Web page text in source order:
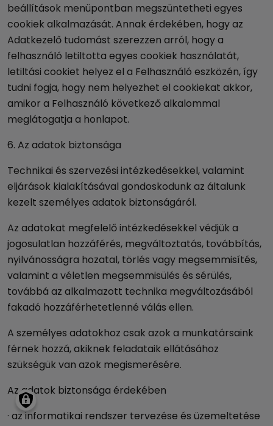
beállítások menüpontban megszüntetheti egyes
cookiek alkalmazását. Annak érdekében, hogy az
Adatkezelő tudomást szerezzen arról, hogy a
felhasználó letiltotta egyes cookiek használatát,
letiltási cookiet helyez el a Felhasználó eszközén, így
tudni fogja, hogy nem helyezhet el cookiekat akkor,
amikor a Felhasználó következő alkalommal
meglátogatja a honlapot.
6. Az adatok biztonsága
Technikai és szervezési intézkedésekkel, valamint
eljárások kialakításával gondoskodunk az általunk
kezelt személyes adatok biztonságáról.
Az adatokat megfelelő intézkedésekkel védjük a
jogosulatlan hozzáférés, megváltoztatás, továbbítás,
nyilvánosságra hozatal, törlés vagy megsemmisítés,
valamint a véletlen megsemmisülés és sérülés,
továbbá az alkalmazott technika megváltozásából
fakadó hozzáférhetetlenné válás ellen.
A személyes adatokhoz csak azok a munkatársaink
férnek hozzá, akiknek feladataik ellátásához
szükségük van azok megismerésére.
Az adatok biztonsága érdekében
· az informatikai rendszer tervezése és üzemeltetése